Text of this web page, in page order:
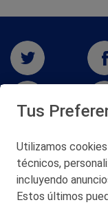
Tus
Utilizamos
técnicos,
incluyendo
Estos últimos